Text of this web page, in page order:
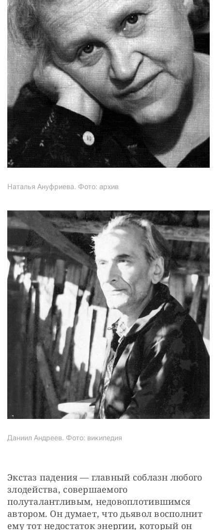
Наталья Ануфриева. Фото: архив
Даниил Андреев. Фото: википедия
Экстаз падения — главный соблазн любого
злодейства, совершаемого
полуталантливым, недовоплотившимся
автором. Он думает, что дьявол восполнит
ему тот недостаток энергии, который он